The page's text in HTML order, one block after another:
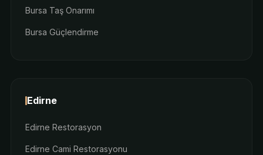
Bursa Taş Onarımı
Bursa Güçlendirme
Edirne
Edirne Restorasyon
Edirne Cami Restorasyonu